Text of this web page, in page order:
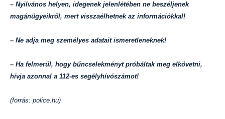
– Nyilvános helyen, idegenek jelenlétében ne beszéljenek
magánügyeikről, mert visszaélhetnek az információkkal!
– Ne adja meg személyes adatait ismeretleneknek!
– Ha felmerül, hogy bűncselekményt próbáltak meg elkövetni,
hívja azonnal a 112-es segélyhívószámot!
(forrás: police.hu)